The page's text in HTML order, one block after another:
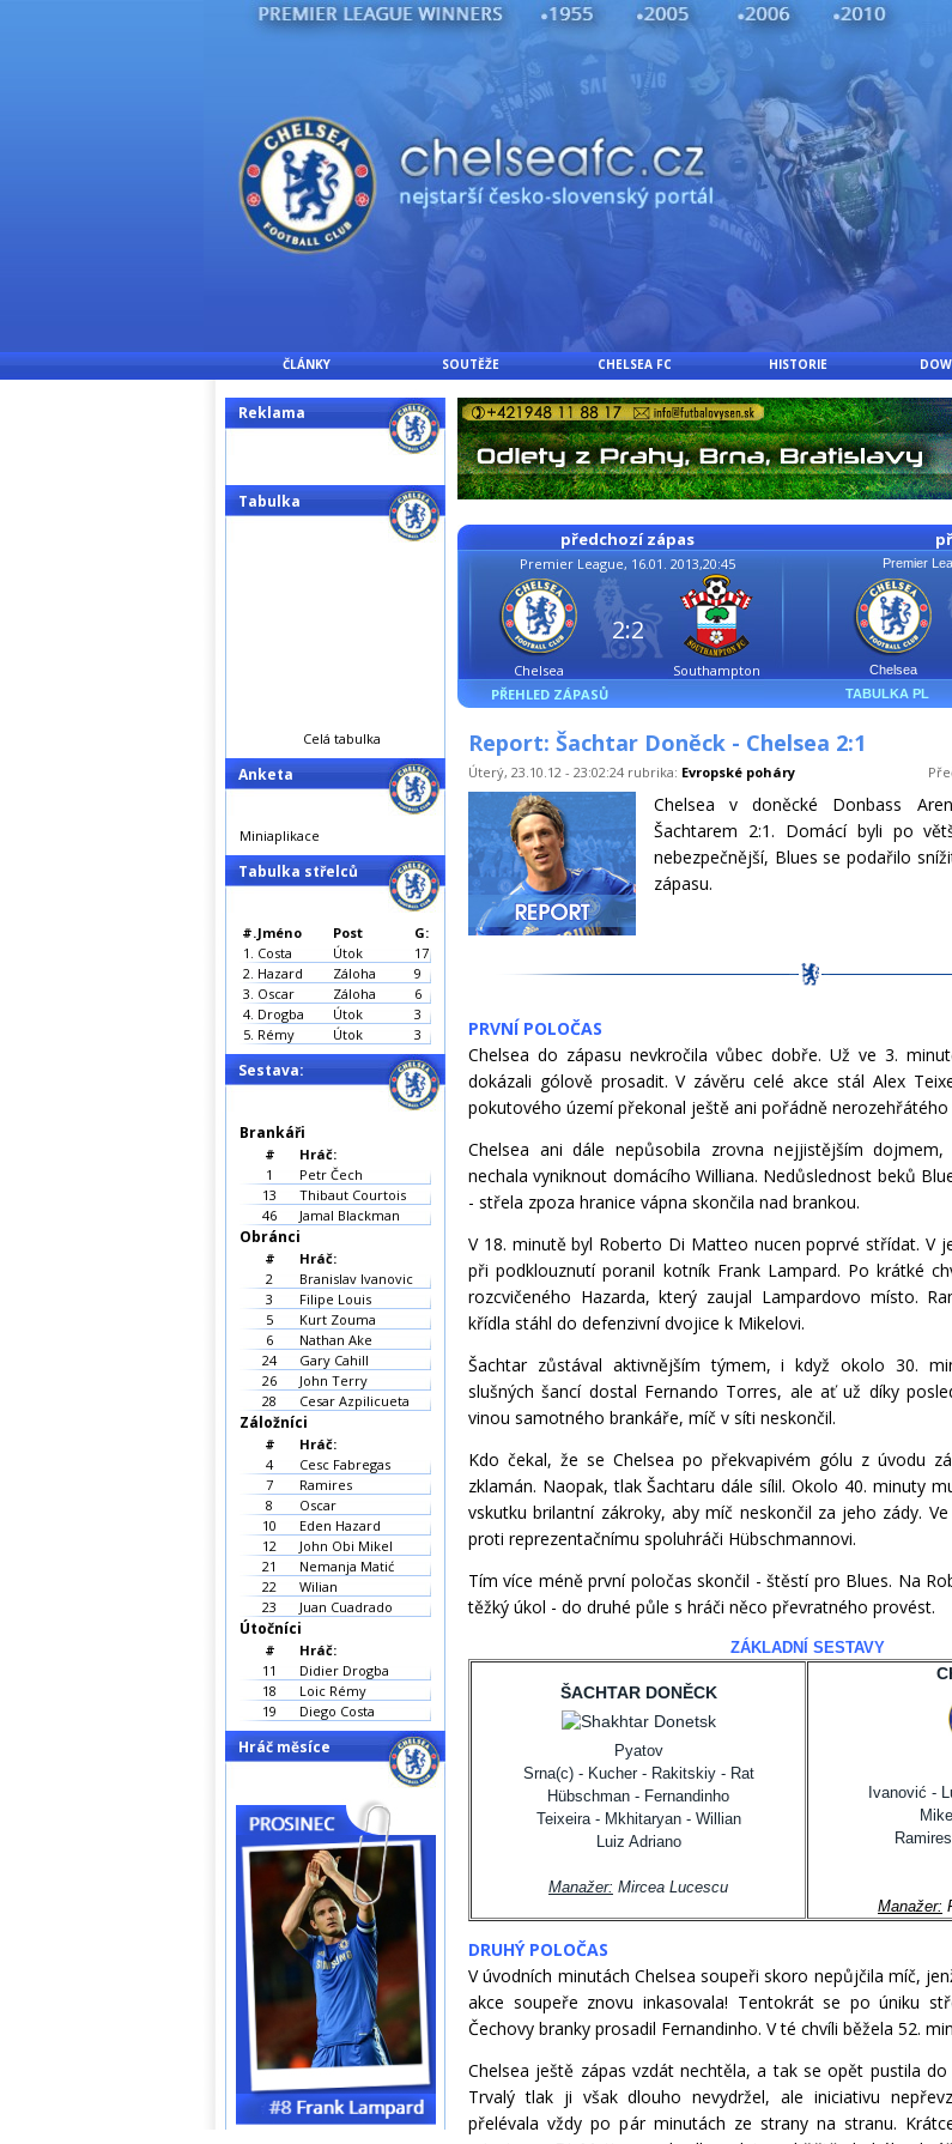
ČLÁNKY SOUTĚŽE CHELSEA FC HISTORIE
předchozí zápas
Premier League, 16.01. 2013,20:45
Chelsea Southampton
2:2
PŘEHLED ZÁPASŮ
Premier
Chelsea
TABULKA PL
Report: Šachtar Doněck - Chelsea 2:1
Úterý, 23.10.12 - 23:02:24 rubrika: Evropské poháry
Chelsea v doněcké Donbass
Šachtarem 2:1. Domácí byli po
nebezpečnější, Blues se podařilo
zápasu.
PRVNÍ POLOČAS
Chelsea do zápasu nevkročila vůbec dobře. Už ve 3.
dokázali gólově prosadit. V závěru celé akce stál Alex
pokutového území překonal ještě ani pořádně nerozehřátého
Chelsea ani dále nepůsobila zrovna nejjistějším
nechala vyniknout domácího Williana. Nedůslednost beků
- střela zpoza hranice vápna skončila nad brankou.
V 18. minutě byl Roberto Di Matteo nucen poprvé střídat. V
při podklouznutí poranil kotník Frank Lampard. Po krátké
rozcvičeného Hazarda, který zaujal Lampardovo místo.
křídla stáhl do defenzivní dvojice k Mikelovi.
Šachtar zůstával aktivnějším týmem, i když okolo 30.
slušných šancí dostal Fernando Torres, ale ať už díky
vinou samotného brankáře, míč v síti neskončil.
Kdo čekal, že se Chelsea po překvapivém gólu z úvodu
zklamán. Naopak, tlak Šachtaru dále sílil. Okolo 40. minuty
vskutku brilantní zákroky, aby míč neskončil za jeho zády.
proti reprezentačnímu spoluhráči Hübschmannovi.
Tím více méně první poločas skončil - štěstí pro Blues. Na
těžký úkol - do druhé půle s hráči něco převratného provést.
ŠACHTAR DONĚCK
Pyatov
Srna(c) - Kucher - Rakitskiy - Rat
Hübschman - Fernandinho
Teixeira - Mkhitaryan- Willian
Luiz Adriano
Manažer: Mircea Lucescu
Ivanović -
Manažer:
ZÁKLADNÍ SESTAVY
DRUHÝ POLOČAS
V úvodních minutách Chelsea soupeři skoro nepůjčila míč,
akce soupeře znovu inkasovala! Tentokrát se po úniku
Čechovy branky prosadil Fernandinho. V té chvíli běžela 52.
Chelsea ještě zápas vzdát nechtěla, a tak se opět pustila
Trvalý tlak ji však dlouho nevydržel, ale iniciativu
přelévala vždy po pár minutách ze strany na stranu.
Reklama
Tabulka
Celá tabulka
Anketa
Miniaplikace
Tabulka střelců
#.Jméno Post
G:
1. Costa Útok
17
2. Hazard Záloha
9
3. Oscar Záloha
6
4. Drogba Útok
3
5. Rémy Útok 3
Sestava:
Brankáři
#
Hráč:
1
Petr Čech
13
Thibaut Courtois
46
Jamal Blackman
Obránci
#
Hráč:
2
Branislav Ivanovic
3
Filipe Louis
5
Kurt Zouma
6
Nathan Ake
24
Gary Cahill
26
John Terry
28
Cesar Azpilicueta
Záložníci
#
Hráč:
4
Cesc Fabregas
7
Ramires
8
Oscar
10
Eden Hazard
12
John Obi Mikel
21
Nemanja Matić
22
Wilian
23
Juan Cuadrado
Útočníci
#
Hráč:
11
Didier Drogba
18
Loic Rémy
19
Diego Costa
Hráč měsíce